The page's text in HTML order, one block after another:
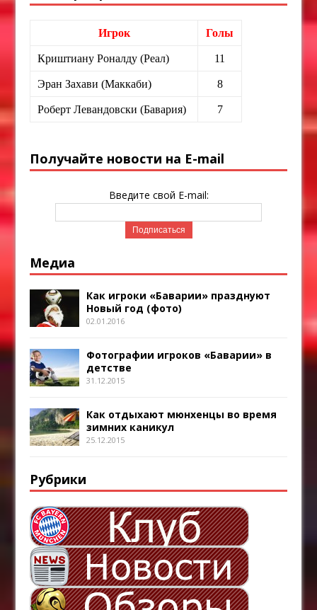
Игрок Голы
Криштиану Роналду (Реал) 11
Эран Захави (Маккаби) 8
Роберт Левандовски (Бавария) 7
Получайте новости на E-mail
Введите свой E-mail:
Медиа
Как игроки «Баварии» празднуют
Новый год (фото)
02.01.2016
Фотографии игроков «Баварии» в
детстве
31.12.2015
Как отдыхают мюнхенцы во время
зимних каникул
25.12.2015
Рубрики